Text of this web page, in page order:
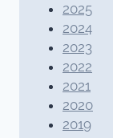
2025
2024
2023
2022
2021
2020
2019